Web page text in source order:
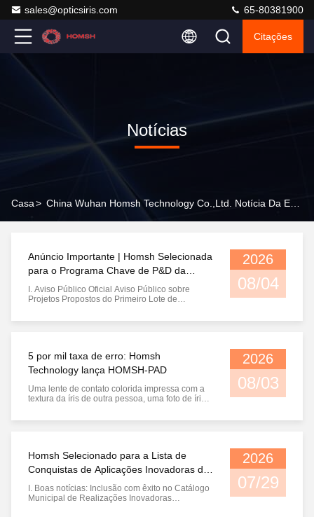
sales@opticsiris.com 65-80381900
Citações
Notícias
Casa>
Anúncio Importante | Homsh Selecionada
para o Programa Chave de P&D da
Província de Hubei em 2026
I. Aviso Público Oficial Aviso Público sobre
Projetos Propostos do Primeiro Lote de
de 2026 do Departamento Provincial de Ciência
2026
08/04
5 por mil taxa de erro: Homsh
Technology lança HOMSH-PAD
Uma lente de contato colorida impressa com a
textura da íris de outra pessoa, uma foto de íris
realista ou uma imagem de íris sintetizada por IA
2026
08/03
Homsh Selecionado para a Lista de
Conquistas de Aplicações Inovadoras de
"IA + Manufatura" de Wuhan
I. Boas notícias: Inclusão com êxito no Catálogo
Municipal de Realizações Inovadoras
2026
07/29